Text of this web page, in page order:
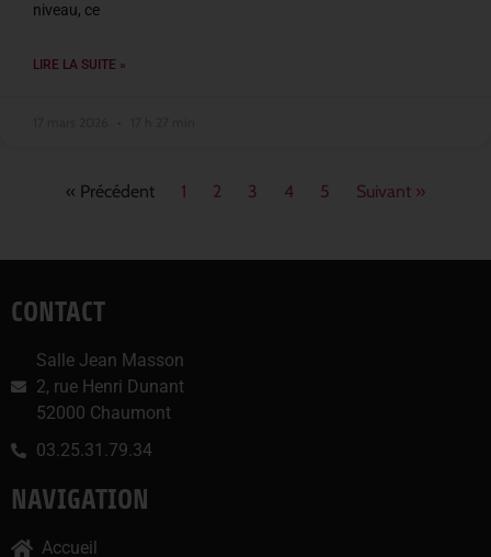
niveau, ce
LIRE LA SUITE »
« Précédent 1 2 3 4 5 Suivant »
CONTACT
Salle Jean Masson
2, rue Henri Dunant
52000 Chaumont
03.25.31.79.34
NAVIGATION
Accueil